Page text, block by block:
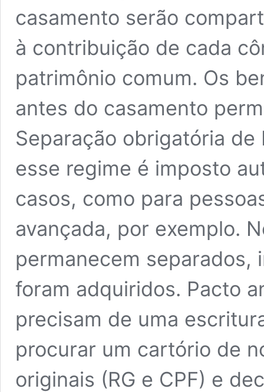
casamento serão
à contribuição de cada
patrimônio comum. Os
antes do casamento
Separação obrigatória
esse regime é imposto
casos, como para
avançada, por exemplo.
permanecem separados,
foram adquiridos. Pacto
precisam de uma
procurar um cartório de
originais (RG e CPF) e